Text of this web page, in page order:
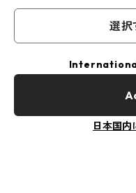
選択
日本国内